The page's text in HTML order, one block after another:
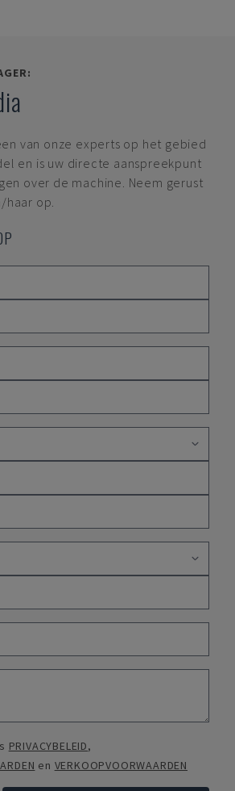
van onze experts op het gebied
en is uw directe aanspreekpunt
over de machine. Neem gerust
haar op.
PRIVACYBELEID,
en VERKOOPVOORWAARDEN